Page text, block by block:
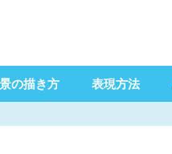
の描き方 表現方法